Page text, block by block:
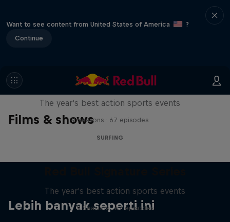
Want to see content from United States of America
?
Continue
Films & shows
Red Bull Signature Series
The year's best action sports events
9 Seasons · 67 episodes
SURFING
Lebih banyak seperti ini
The year's best action sports events
9 Seasons · 67 episodes